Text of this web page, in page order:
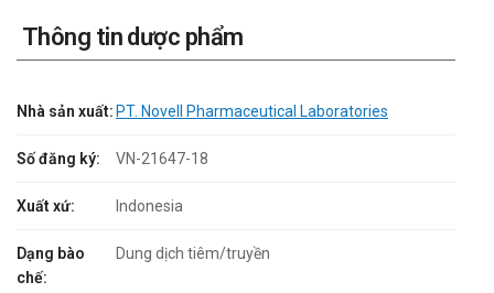
Thông tin dược phẩm
Nhà sản xuất: PT. Novell Pharmaceutical Laboratories
Số đăng ký: VN-21647-18
Xuất xứ: Indonesia
Dạng bào
chế:
Dung dịch tiêm/truyền